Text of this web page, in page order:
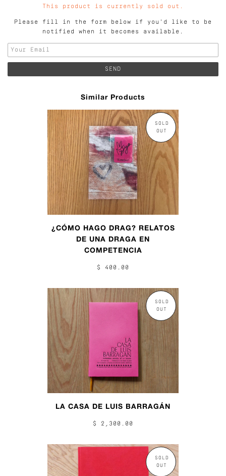
This product is currently sold out.
Please fill in the form below if you'd like to be
notified when it becomes available.
Similar Products
SOLD
OUT
¿CÓMO HAGO DRAG? RELATOS
DE UNA DRAGA EN
COMPETENCIA
$ 400.00
SOLD
OUT
LA CASA DE LUIS BARRAGÁN
$ 2,300.00
SOLD
OUT